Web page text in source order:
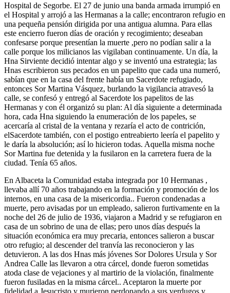
Hospital de Segorbe. El 27 de junio una banda armada irrumpió en
el Hospital y arrojó a las Hermanas a la calle; encontraron refugio en
una pequeña pensión dirigida por una antigua alumna. Para ellas
este encierro fueron días de oración y recogimiento; deseaban
confesarse porque presentían la muerte ,pero no podían salir a la
calle porque los milicianos las vigilaban continuamente. Un día, la
Hna Sirviente decidió intentar algo y se inventó una estrategia; las
Hnas escribieron sus pecados en un papelito que cada una numeró,
sabían que en la casa del frente había un Sacerdote refugiado,
entonces Sor Martina Vásquez, burlando la vigilancia atravesó la
calle, se confesó y entregó al Sacerdote los papelitos de las
Hermanas y con él organizó su plan: Al día siguiente a determinada
hora, cada Hna siguiendo la enumeración de los papeles, se
acercaría al cristal de la ventana y rezaría el acto de contrición,
elSacerdote también, con el postigo entreabierto leería el papelito y
le daría la absolución; así lo hicieron todas. Aquella misma noche
Sor Martina fue detenida y la fusilaron en la carretera fuera de la
ciudad. Tenía 65 años.
En Albaceta la Comunidad estaba integrada por 10 Hermanas ,
llevaba allí 70 años trabajando en la formación y promoción de los
internos, en una casa de la misericordia.. Fueron condenadas a
muerte, pero avisadas por un empleado, salieron furtivamente en la
noche del 26 de julio de 1936, viajaron a Madrid y se refugiaron en
casa de un sobrino de una de ellas; pero unos días después la
situación económica era muy precaria, entonces salieron a buscar
otro refugio; al descender del tranvía las reconocieron y las
detuvieron. A las dos Hnas más jóvenes Sor Dolores Ursula y Sor
Andrea Calle las llevaron a otra cárcel, donde fueron sometidas
atoda clase de vejaciones y al martirio de la violación, finalmente
fueron fusiladas en la misma cárcel.. Aceptaron la muerte por
fidelidad a Jesucristo y murieron perdonando a sus verdugos y